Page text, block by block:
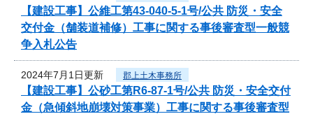
【建設工事】公維工第43-040-5-1号/公共 防災・安全
交付金（舗装道補修）工事に関する事後審査型一般競
争入札公告
2024年7月1日更新 郡上土木事務所
【建設工事】公砂工第R6-87-1号/公共 防災・安全交付
金（急傾斜地崩壊対策事業）工事に関する事後審査型